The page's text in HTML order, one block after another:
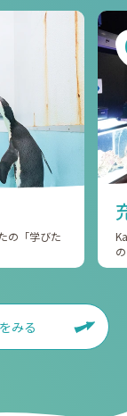
の「学びた
みる